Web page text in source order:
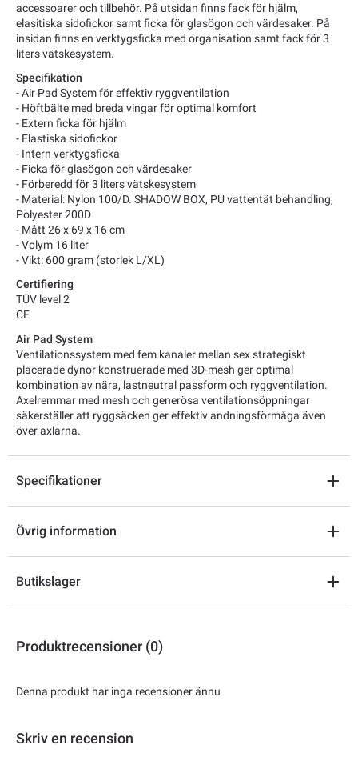
accessoarer och tillbehör. På utsidan finns fack för hjälm,
elasitiska sidofickor samt ficka för glasögon och värdesaker. På
insidan finns en verktygsficka med organisation samt fack för 3
liters vätskesystem.
Specifikation
- Air Pad System för effektiv ryggventilation
- Höftbälte med breda vingar för optimal komfort
- Extern ficka för hjälm
- Elastiska sidofickor
- Intern verktygsficka
- Ficka för glasögon och värdesaker
- Förberedd för 3 liters vätskesystem
- Material: Nylon 100/D. SHADOW BOX, PU vattentät behandling,
Polyester 200D
- Mått 26 x 69 x 16 cm
- Volym 16 liter
- Vikt: 600 gram (storlek L/XL)
Certifiering
TÜV level 2
CE
Air Pad System
Ventilationssystem med fem kanaler mellan sex strategiskt
placerade dynor konstruerade med 3D-mesh ger optimal
kombination av nära, lastneutral passform och ryggventilation.
Axelremmar med mesh och generösa ventilationsöppningar
säkerställer att ryggsäcken ger effektiv andningsförmåga även
över axlarna.
Specifikationer
Övrig information
Butikslager
Produktrecensioner (0)
Denna produkt har inga recensioner ännu
Skriv en recension